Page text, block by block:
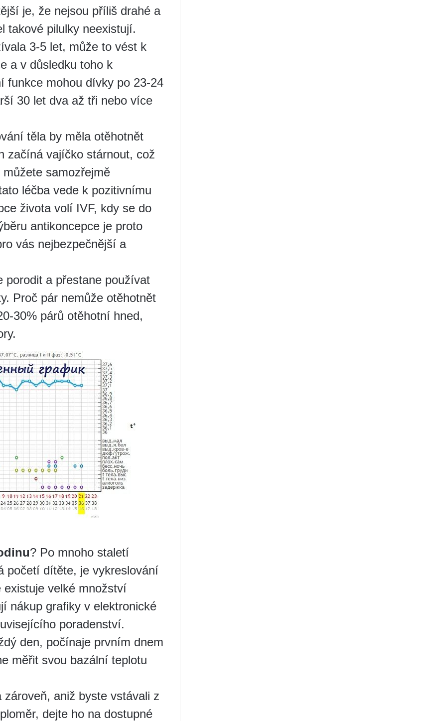
je, že nejsou příliš drahé a
takové pilulky neexistují.
3-5 let, může to vést k
a v důsledku toho k
funkce mohou dívky po 23-24
30 let dva až tři nebo více
těla by měla otěhotnět
začíná vajíčko stárnout, což
samozřejmě
léčba vede k pozitivnímu
života volí IVF, kdy se do
antikoncepce je proto
vás nejbezpečnější a
porodit a přestane používat
Proč pár nemůže otěhotnět
30% párů otěhotní hned,
? Po mnoho staletí
početí dítěte, je vykreslování
velké množství
nákup grafiky v elektronické
poradenství.
den, počínaje prvním dnem
měřit svou bazální teplotu
zároveň, aniž byste vstávali z
dejte ho na dostupné